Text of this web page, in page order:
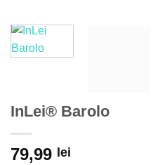
InLei® Barolo
79,99 lei